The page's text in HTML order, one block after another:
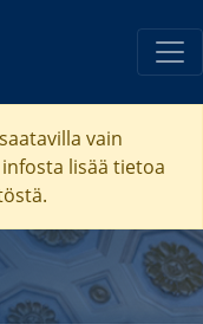
vain
infosta lisää tietoa